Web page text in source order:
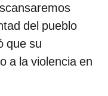
del pueblo
que su
a la violencia en